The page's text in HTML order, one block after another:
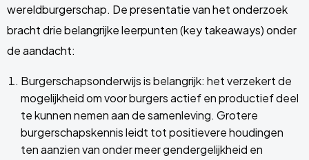
wereldburgerschap. De presentatie van het onderzoek
bracht drie belangrijke leerpunten (key takeaways) onder
de aandacht:
Burgerschapsonderwijs is belangrijk: het verzekert de
mogelijkheid om voor burgers actief en productief deel
te kunnen nemen aan de samenleving. Grotere
burgerschapskennis leidt tot positievere houdingen
ten aanzien van onder meer gendergelijkheid en